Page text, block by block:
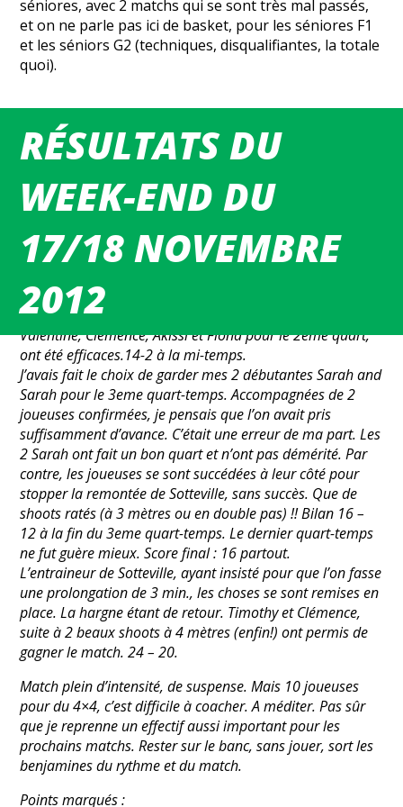
RÉSULTATS DU
WEEK-END DU
17/18 NOVEMBRE
2012
séniores, avec 2 matchs qui se sont très mal passés,
et on ne parle pas ici de basket, pour les séniores F1
et les séniors G2 (techniques, disqualifiantes, la totale
quoi).
[mgbc_planning arg= »2012-11-17″]
Benjamines :
La 1ere mi-temps a été très bonne, car Sotteville est une
équipe de même niveau que le BCMEF, avec des joueuses
poules de brassage. Les 2 premiers 4, composés de
Timothy, Alice, Daphné et Mathilde pour le 1er quart et
Valentine, Clémence, Akissi et Fiona pour le 2eme quart,
ont été efficaces.14-2 à la mi-temps.
J’avais fait le choix de garder mes 2 débutantes Sarah and
Sarah pour le 3eme quart-temps. Accompagnées de 2
joueuses confirmées, je pensais que l’on avait pris
suffisamment d’avance. C’était une erreur de ma part. Les
2 Sarah ont fait un bon quart et n’ont pas démérité. Par
contre, les joueuses se sont succédées à leur côté pour
stopper la remontée de Sotteville, sans succès. Que de
shoots ratés (à 3 mètres ou en double pas) !! Bilan 16 –
12 à la fin du 3eme quart-temps. Le dernier quart-temps
ne fut guère mieux. Score final : 16 partout.
L’entraineur de Sotteville, ayant insisté pour que l’on fasse
une prolongation de 3 min., les choses se sont remises en
place. La hargne étant de retour. Timothy et Clémence,
suite à 2 beaux shoots à 4 mètres (enfin!) ont permis de
gagner le match. 24 – 20.
Match plein d’intensité, de suspense. Mais 10 joueuses
pour du 4×4, c’est difficile à coacher. A méditer. Pas sûr
que je reprenne un effectif aussi important pour les
prochains matchs. Rester sur le banc, sans jouer, sort les
benjamines du rythme et du match.
Points marqués :